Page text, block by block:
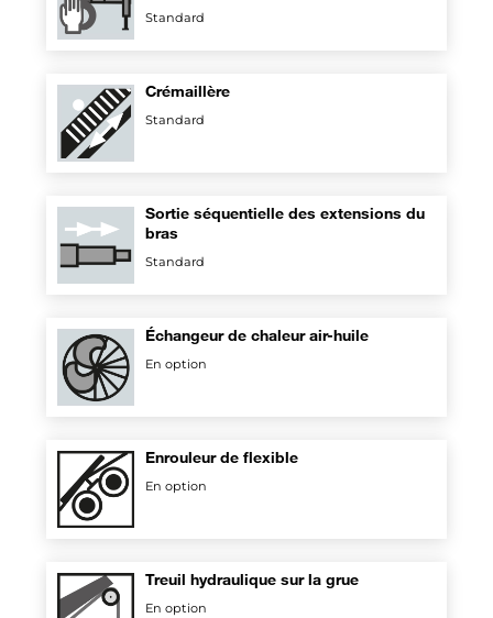
Standard
Crémaillère
Standard
Sortie séquentielle des extensions du
bras
Standard
Échangeur de chaleur air-huile
En option
Enrouleur de flexible
En option
Treuil hydraulique sur la grue
En option